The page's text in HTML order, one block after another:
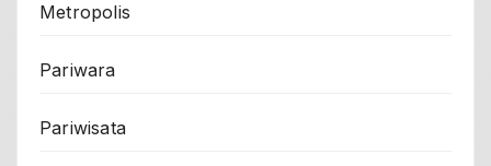
Metropolis
Pariwara
Pariwisata